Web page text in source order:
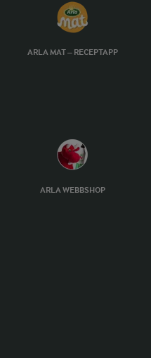
ARLA MAT – RECEPTAPP
ARLA WEBBSHOP